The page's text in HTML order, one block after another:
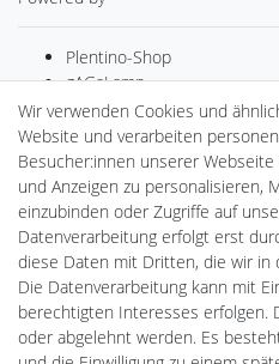
Plentino-Shop
gAGaLamp
Drohnenstore24
MeinUSB
Batteriespeicher
PlentiSolar
Gebrauchtlicht
Ledkauf
DEYESOLAR
Lightech Connect
CardanLight Europe
FORTIMO LEDs
Cardanlight-Shop
Wir verwenden Cookies und
Website und verarbeiten
Besucher:innen unserer Webseite
und Anzeigen zu personalisieren,
einzubinden oder Zugriffe auf
Datenverarbeitung erfolgt erst
diese Daten mit Dritten, die wir in
Die Datenverarbeitung kann mit
berechtigten Interesses erfolgen.
oder abgelehnt werden. Es